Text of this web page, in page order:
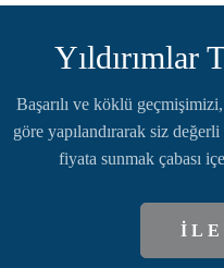
Yıldırımlar
Başarılı ve köklü
göre yapılandırarak siz
fiyata sunmak çabası